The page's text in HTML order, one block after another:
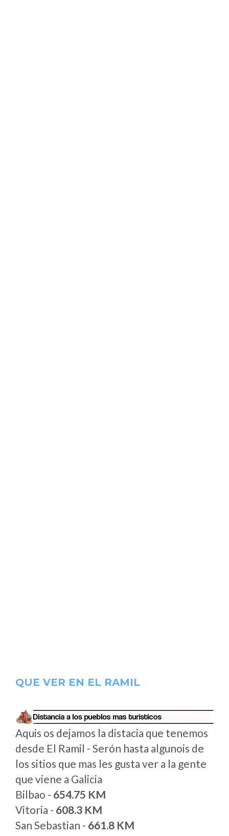
QUE VER EN EL RAMIL
Aquis os dejamos la distacia que tenemos
desde El Ramil - Serón hasta algunois de
los sitios que mas les gusta ver a la gente
que viene a Galicia
Bilbao - 654.75 KM
Vitoria - 608.3 KM
San Sebastian - 661.8 KM